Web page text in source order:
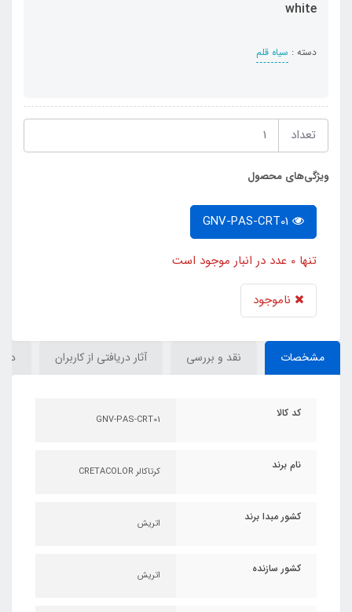
white
دسته : سیاه قلم
تعداد
ویژگی‌های محصول
تنها 0 عدد در انبار موجود است
ناموجود
مشخصات نقد و بررسی آثار دریافتی از کاربران
کد کالا GNV-PAS-CRT01
نام برند کرتاکالر CRETACOLOR
کشور مبدا برند اتریش
کشور سازنده اتریش